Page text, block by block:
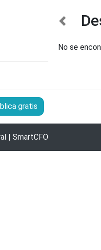
anterior
No se
gratis
| SmartCFO